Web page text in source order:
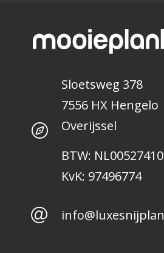
Sloetsweg 378
7556 HX Hengelo
Overijssel
BTW:
KvK: 97496774